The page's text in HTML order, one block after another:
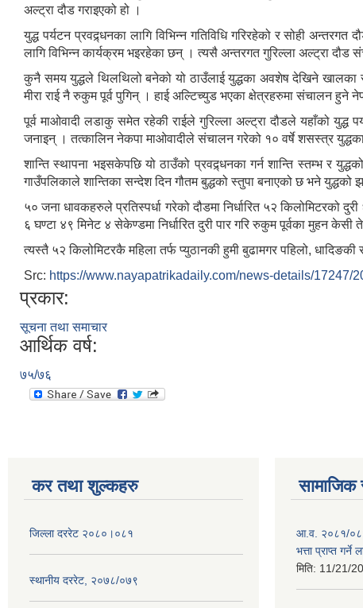
अल्ट्रा दौड गराइएको हो ।
युद्ध पर्यटन प्रवद्र्धनका लागि विभिन्न गतिविधि गरिरहेको र सोही
लागि विभिन्न कार्यक्रम भइरहेका छन् । त्यसै अन्तरगत गुरिल्ला अल्ट्रा दौड
कुनै समय युद्धले थिलथिलो बनेको यो ठाउँलाई युद्धका अवशेष देखिने खालका
मीरा राई नै रुकुम पूर्व पुगिन् । हाई अल्टिच्युड भएका क्षेत्रहरुमा संचालन हुने
पूर्व माओवादी लडाकु समेत रहेकी राईले गुरिल्ला अल्ट्रा दौडले यहाँको युद्ध
जनाइन् । तत्कालिन नेकपा माओवादीले संचालन गरेको १० वर्षे शसस्त्र
शान्ति स्थापना भइसकेपछि यो ठाउँको प्रवद्र्धनका गर्न शान्ति स्तम्भ र
गाउँपलिकाले शान्तिका सन्देश दिन गौतम बुद्धको स्तुपा बनाएको छ भने
५० जना धावकहरुले प्रतिस्पर्धा गरेको दौडमा निर्धारित ५२ किलोमिटरको
६ घण्टा ४९ मिनेट ४ सेकेण्डमा निर्धारित दुरी पार गरि रुकुम पूर्वका मुहन केसी
त्यस्तै ५२ किलोमिटरकै महिला तर्फ प्युठानकी हुमी बुढामगर पहिलो,
Src: https://www.nayapatrikadaily.com/news-details/
प्रकार:
सूचना तथा समाचार
आर्थिक वर्ष:
७५/७६
कर तथा शुल्कहरु
जिल्ला दररेट २०८०।०८१
स्थानीय दररेट, २०७८/०७९
सामाजिक
आ.व. २०८१/०८२
भत्ता प्राप्त गर्ने
मिति: 11/21/